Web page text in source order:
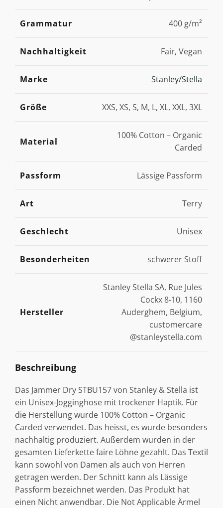
Grammatur 400 g/m²
Nachhaltigkeit Fair, Vegan
Marke Stanley/Stella
Größe XXS, XS, S, M, L, XL, XXL, 3XL
Material
100% Cotton – Organic
Carded
Passform Lässige Passform
Art Terry
Geschlecht Unisex
Besonderheiten schwerer Stoff
Hersteller
Stanley Stella SA, Rue Jules
Cockx 8-10, 1160
Auderghem, Belgium,
customercare
@stanleystella.com
Beschreibung
Das Jammer Dry STBU157 von Stanley & Stella ist
ein Unisex-Jogginghose mit trockener Haptik. Für
die Herstellung wurde 100% Cotton – Organic
Carded verwendet. Das heisst, es wurde besonders
nachhaltig produziert. Außerdem wurden in der
gesamten Lieferkette faire Löhne gezahlt. Das Textil
kann sowohl von Damen als auch von Herren
getragen werden. Der Schnitt kann als Lässige
Passform bezeichnet werden. Das Produkt hat
einen Nicht anwendbar. Die Not Applicable Ärmel